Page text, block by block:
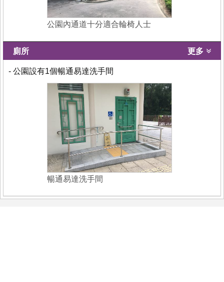
公園內通道十分適合輪椅人士
廁所 更多
- 公園設有1個暢通易達洗手間
暢通易達洗手間